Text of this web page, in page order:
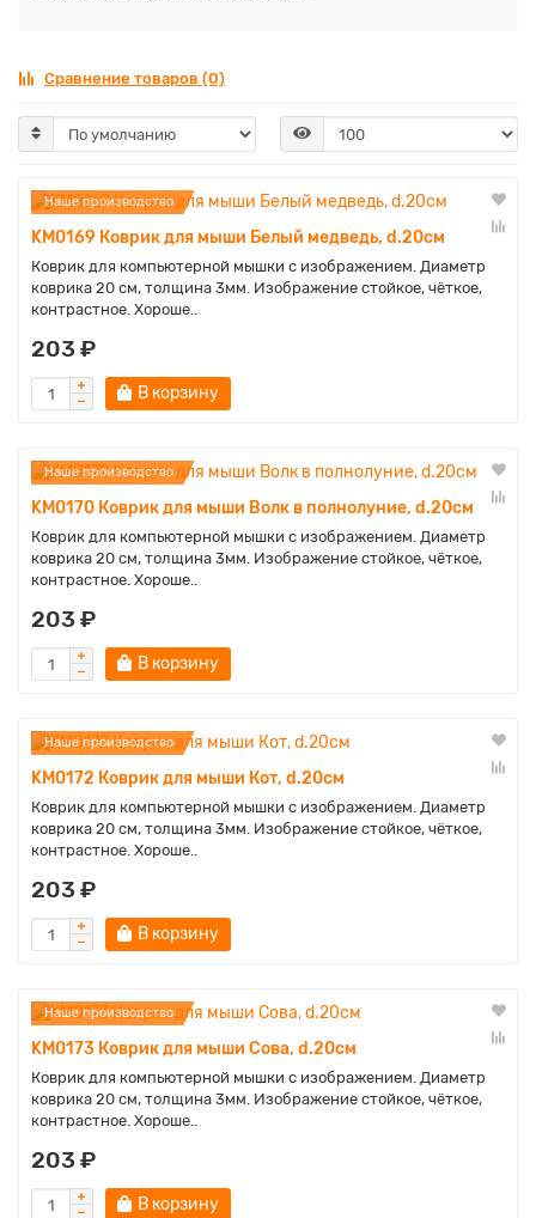
Сравнение товаров (0)
Наше производство
KM0169 Коврик для мыши Белый медведь, d.20см
Коврик для компьютерной мышки с изображением. Диаметр
коврика 20 см, толщина 3мм. Изображение стойкое, чёткое,
контрастное. Хороше..
203 ₽
В корзину
Наше производство
KM0170 Коврик для мыши Волк в полнолуние, d.20см
Коврик для компьютерной мышки с изображением. Диаметр
коврика 20 см, толщина 3мм. Изображение стойкое, чёткое,
контрастное. Хороше..
203 ₽
В корзину
Наше производство
KM0172 Коврик для мыши Кот, d.20см
Коврик для компьютерной мышки с изображением. Диаметр
коврика 20 см, толщина 3мм. Изображение стойкое, чёткое,
контрастное. Хороше..
203 ₽
В корзину
Наше производство
KM0173 Коврик для мыши Сова, d.20см
Коврик для компьютерной мышки с изображением. Диаметр
коврика 20 см, толщина 3мм. Изображение стойкое, чёткое,
контрастное. Хороше..
203 ₽
В корзину